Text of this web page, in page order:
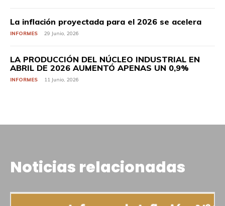
La inflación proyectada para el 2026 se acelera
INFORMES 29 Junio, 2026
LA PRODUCCIÓN DEL NÚCLEO INDUSTRIAL EN
ABRIL DE 2026 AUMENTÓ APENAS UN 0,9%
INFORMES 11 Junio, 2026
Noticias relacionadas